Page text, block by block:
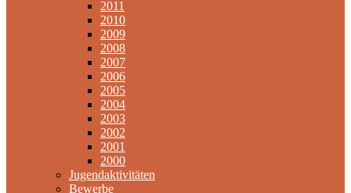
2011
2010
2009
2008
2007
2006
2005
2004
2003
2002
2001
2000
Jugendaktivitäten
Bewerbe